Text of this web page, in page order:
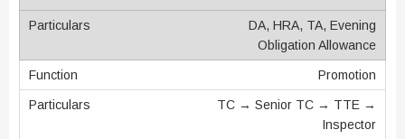
DA, HRA, TA, Evening
Obligation Allowance
Promotion
TC → Senior TC → TTE →
Inspector